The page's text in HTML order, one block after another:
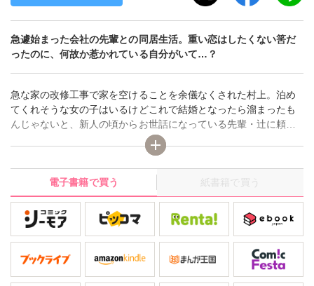
急遽始まった会社の先輩との同居生活。重い恋はしたくない筈だ
ったのに、何故か惹かれている自分がいて…？
急な家の改修工事で家を空けることを余儀なくされた村上。泊め
てくれそうな女の子はいるけどこれで結婚となったら溜まったも
んじゃないと、新人の頃からお世話になっている先輩・辻に頼み
込んで居候させてもらうことに。辻との生活は何不自由なく、何
なら早く家を出る自分のために玄関でのお見送りをしてくれる。
それだけに普段から自分に甘い辻に同居をお願いした際、二つ返
事で了承してくれるかと思いきや妙な間があったのが気になっ
て…？
電子書籍で買う 紙書籍で買う